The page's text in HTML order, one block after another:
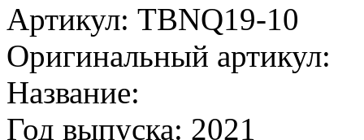
Артикул: TBNQ19-10
Оригинальный артикул:
Название:
Год выпуска: 2021